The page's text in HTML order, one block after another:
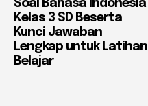
Soal Bahasa Indonesia
Kelas 3 SD Beserta
Kunci Jawaban
Lengkap untuk Latihan
Belajar